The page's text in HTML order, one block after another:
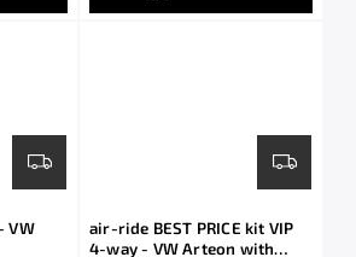
VW
air-ride BEST PRICE kit VIP
4-way - VW Arteon with